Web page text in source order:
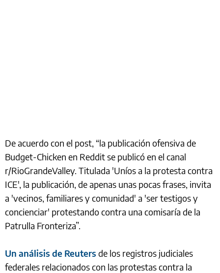
De acuerdo con el post, “la publicación ofensiva de
Budget-Chicken en Reddit se publicó en el canal
r/RioGrandeValley. Titulada 'Uníos a la protesta contra
ICE', la publicación, de apenas unas pocas frases, invita
a 'vecinos, familiares y comunidad' a 'ser testigos y
concienciar' protestando contra una comisaría de la
Patrulla Fronteriza”.
Un análisis de Reuters de los registros judiciales
federales relacionados con las protestas contra la